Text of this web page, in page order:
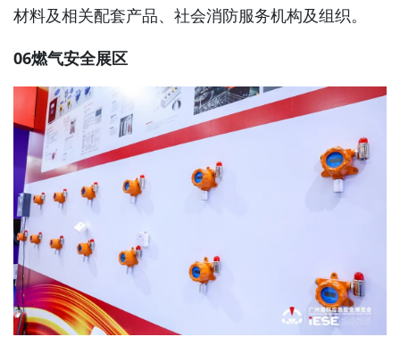
材料及相关配套产品、社会消防服务机构及组织。
06燃气安全展区